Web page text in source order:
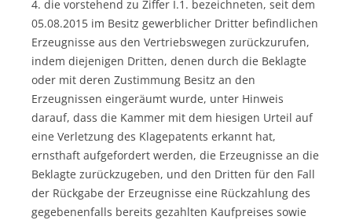
4. die vorstehend zu Ziffer I.1. bezeichneten, seit dem
05.08.2015 im Besitz gewerblicher Dritter befindlichen
Erzeugnisse aus den Vertriebswegen zurückzurufen,
indem diejenigen Dritten, denen durch die Beklagte
oder mit deren Zustimmung Besitz an den
Erzeugnissen eingeräumt wurde, unter Hinweis
darauf, dass die Kammer mit dem hiesigen Urteil auf
eine Verletzung des Klagepatents erkannt hat,
ernsthaft aufgefordert werden, die Erzeugnisse an die
Beklagte zurückzugeben, und den Dritten für den Fall
der Rückgabe der Erzeugnisse eine Rückzahlung des
gegebenenfalls bereits gezahlten Kaufpreises sowie